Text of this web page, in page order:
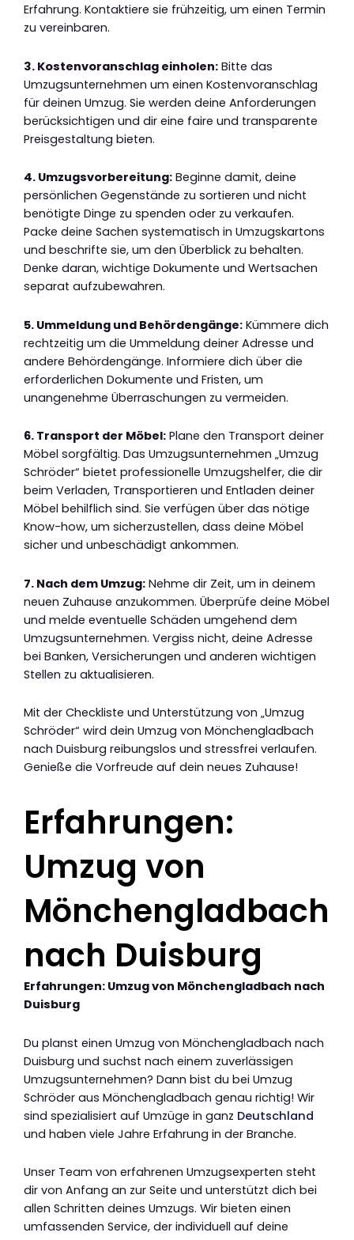
Erfahrung. Kontaktiere sie frühzeitig, um einen Termin
zu vereinbaren.
3. Kostenvoranschlag einholen: Bitte das
Umzugsunternehmen um einen Kostenvoranschlag
für deinen Umzug. Sie werden deine Anforderungen
berücksichtigen und dir eine faire und transparente
Preisgestaltung bieten.
4. Umzugsvorbereitung: Beginne damit, deine
persönlichen Gegenstände zu sortieren und nicht
benötigte Dinge zu spenden oder zu verkaufen.
Packe deine Sachen systematisch in Umzugskartons
und beschrifte sie, um den Überblick zu behalten.
Denke daran, wichtige Dokumente und Wertsachen
separat aufzubewahren.
5. Ummeldung und Behördengänge: Kümmere dich
rechtzeitig um die Ummeldung deiner Adresse und
andere Behördengänge. Informiere dich über die
erforderlichen Dokumente und Fristen, um
unangenehme Überraschungen zu vermeiden.
6. Transport der Möbel: Plane den Transport deiner
Möbel sorgfältig. Das Umzugsunternehmen „Umzug
Schröder“ bietet professionelle Umzugshelfer, die dir
beim Verladen, Transportieren und Entladen deiner
Möbel behilflich sind. Sie verfügen über das nötige
Know-how, um sicherzustellen, dass deine Möbel
sicher und unbeschädigt ankommen.
7. Nach dem Umzug: Nehme dir Zeit, um in deinem
neuen Zuhause anzukommen. Überprüfe deine Möbel
und melde eventuelle Schäden umgehend dem
Umzugsunternehmen. Vergiss nicht, deine Adresse
bei Banken, Versicherungen und anderen wichtigen
Stellen zu aktualisieren.
Mit der Checkliste und Unterstützung von „Umzug
Schröder“ wird dein Umzug von Mönchengladbach
nach Duisburg reibungslos und stressfrei verlaufen.
Genieße die Vorfreude auf dein neues Zuhause!
Erfahrungen:
Umzug von
Mönchengladbach
nach Duisburg
Erfahrungen: Umzug von Mönchengladbach nach
Duisburg
Du planst einen Umzug von Mönchengladbach nach
Duisburg und suchst nach einem zuverlässigen
Umzugsunternehmen? Dann bist du bei Umzug
Schröder aus Mönchengladbach genau richtig! Wir
sind spezialisiert auf Umzüge in ganz Deutschland
und haben viele Jahre Erfahrung in der Branche.
Unser Team von erfahrenen Umzugsexperten steht
dir von Anfang an zur Seite und unterstützt dich bei
allen Schritten deines Umzugs. Wir bieten einen
umfassenden Service, der individuell auf deine